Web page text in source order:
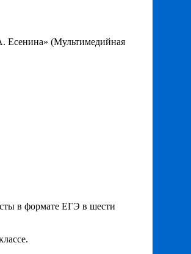
Есенина» (Мультимедийная
в формате ЕГЭ в шести